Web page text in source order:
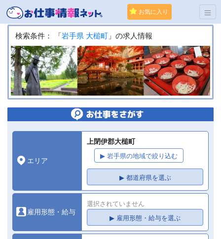
お気に入り
検索条件： 「 岩手県 大槌町 」の求人情報
エリア
上閉伊郡大槌町
▶ 岩手県の地域で絞り込む
▶ 都道府県を選ぶ
雇用形態・給与
選択されていません
▶ 雇用形態・給与を選ぶ